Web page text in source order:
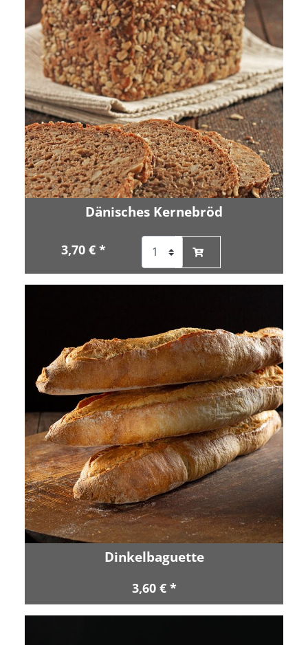
Dänisches Kernebröd
3,70 € *
Dinkelbaguette
3,60 € *